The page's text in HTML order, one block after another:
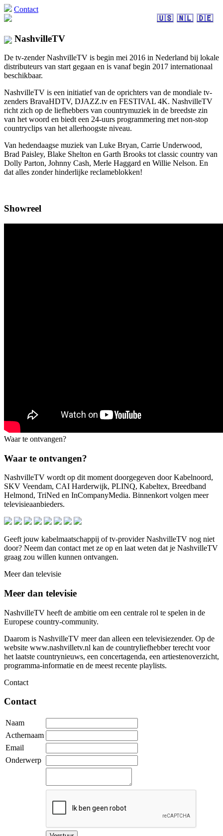
Contact
🇺🇸 🇳🇱 🇩🇪
NashvilleTV
De tv-zender NashvilleTV is begin mei 2016 in Nederland bij lokale
distributeurs van start gegaan en is vanaf begin 2017 internationaal
beschikbaar.
NashvilleTV is een initiatief van de oprichters van de mondiale tv-
zenders BravaHDTV, DJAZZ.tv en FESTIVAL 4K. NashvilleTV
richt zich op de liefhebbers van countrymuziek in de breedste zin
van het woord en biedt een 24-uurs programmering met non-stop
countryclips van het allerhoogste niveau.
Van hedendaagse muziek van Luke Bryan, Carrie Underwood,
Brad Paisley, Blake Shelton en Garth Brooks tot classic country van
Dolly Parton, Johnny Cash, Merle Haggard en Willie Nelson. En
dat alles zonder hinderlijke reclameblokken!
Showreel
Waar te ontvangen?
Waar te ontvangen?
NashvilleTV wordt op dit moment doorgegeven door Kabelnoord,
SKV Veendam, CAI Harderwijk, PLINQ, Kabeltex, Breedband
Helmond, TriNed en InCompanyMedia. Binnenkort volgen meer
televisieaanbieders.
Geeft jouw kabelmaatschappij of tv-provider NashvilleTV nog niet
door? Neem dan contact met ze op en laat weten dat je NashvilleTV
graag zou willen kunnen ontvangen.
Meer dan televisie
Meer dan televisie
NashvilleTV heeft de ambitie om een centrale rol te spelen in de
Europese country-community.
Daarom is NashvilleTV meer dan alleen een televisiezender. Op de
website www.nashvilletv.nl kan de countryliefhebber terecht voor
het laatste countrynieuws, een concertagenda, een artiestenoverzicht,
programma-informatie en de meest recente playlists.
Contact
Contact
Naam
Acthernaam
Email
Onderwerp